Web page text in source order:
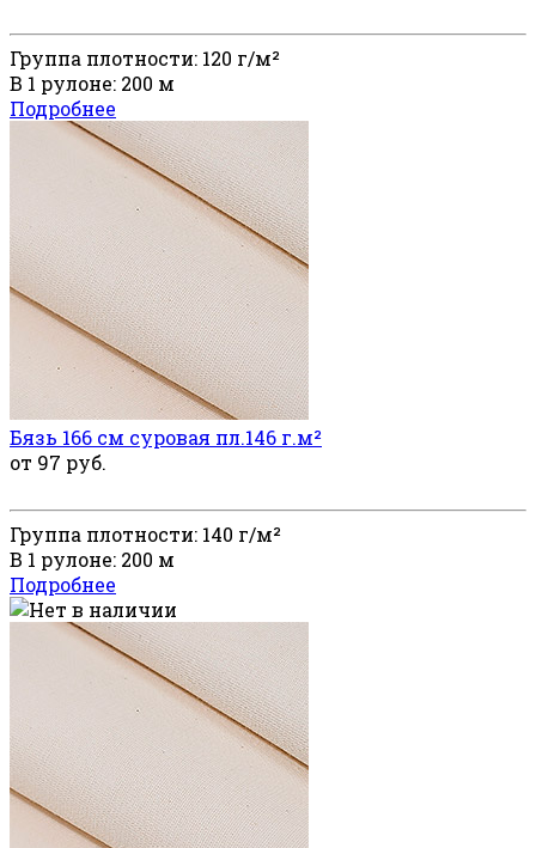
Группа плотности: 120 г/м²
В 1 рулоне: 200 м
Подробнее
Бязь 166 см суровая пл.146 г.м²
от 97 руб.
Группа плотности: 140 г/м²
В 1 рулоне: 200 м
Подробнее